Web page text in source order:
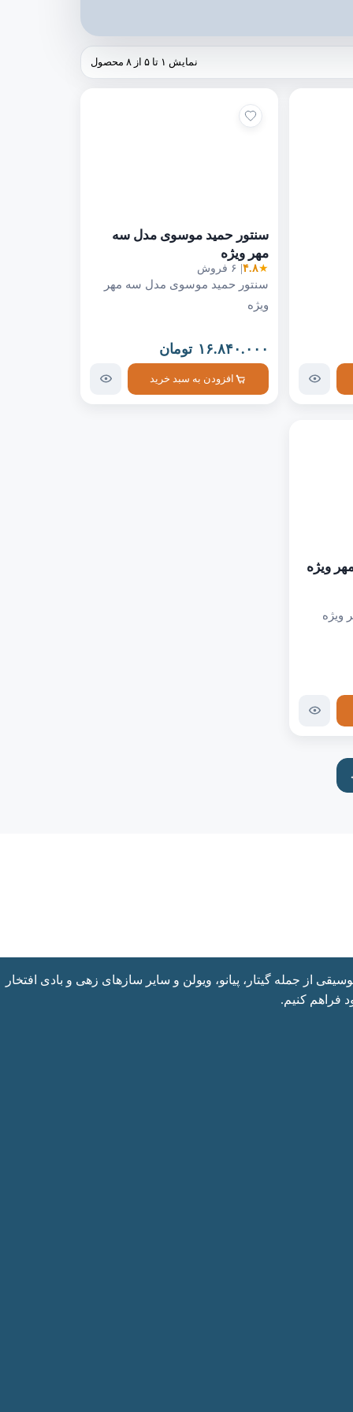
نمایش ۱ تا ۵ از ۸ محصول
سنتور حمید موسوی مدل سه
مهر ویژه
★۴.۸| ۶ فروش
سنتور حمید موسوی مدل سه مهر
ویژه
۱۶.۸۴۰.۰۰۰ تومان
افزودن به سبد خرید
ویژه
ویژه
از جمله گیتار، پیانو، ویولن و سایر سازهای زهی و بادی افتخار
فراهم کنیم.